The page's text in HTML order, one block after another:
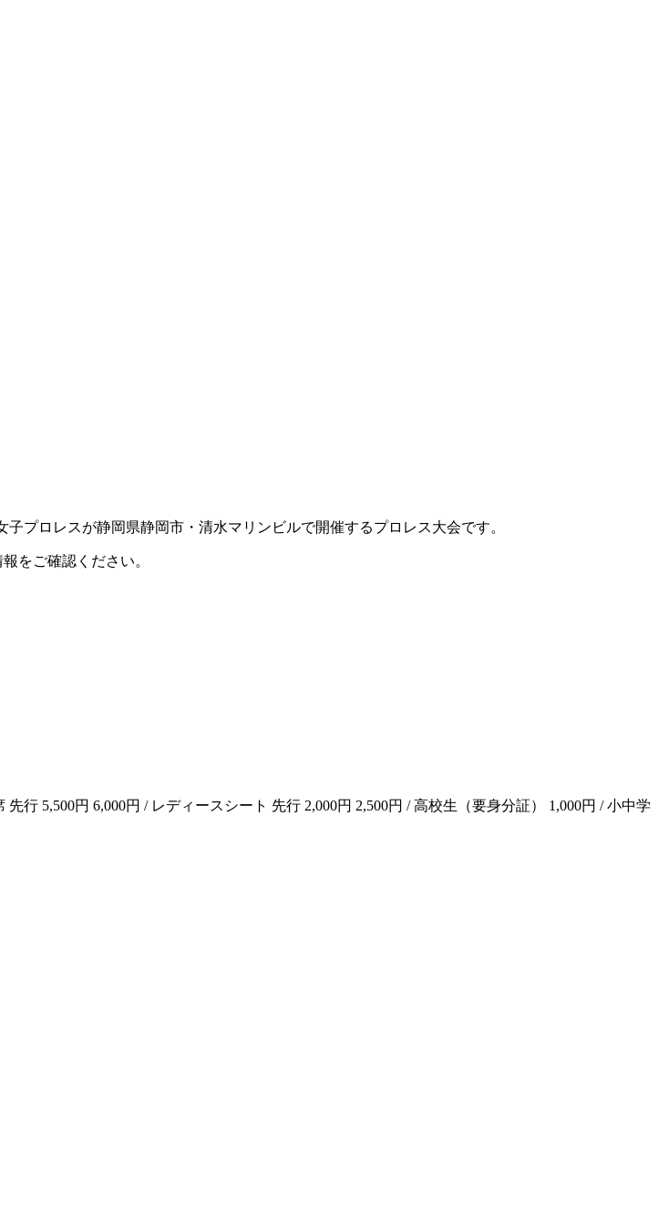
プロレスが静岡県静岡市・清水マリンビルで開催するプロレス大会です。
をご確認ください。
行 5,500円 6,000円 / レディースシート 先行 2,000円 2,500円 / 高校生（要身分証） 1,000円 / 小中学